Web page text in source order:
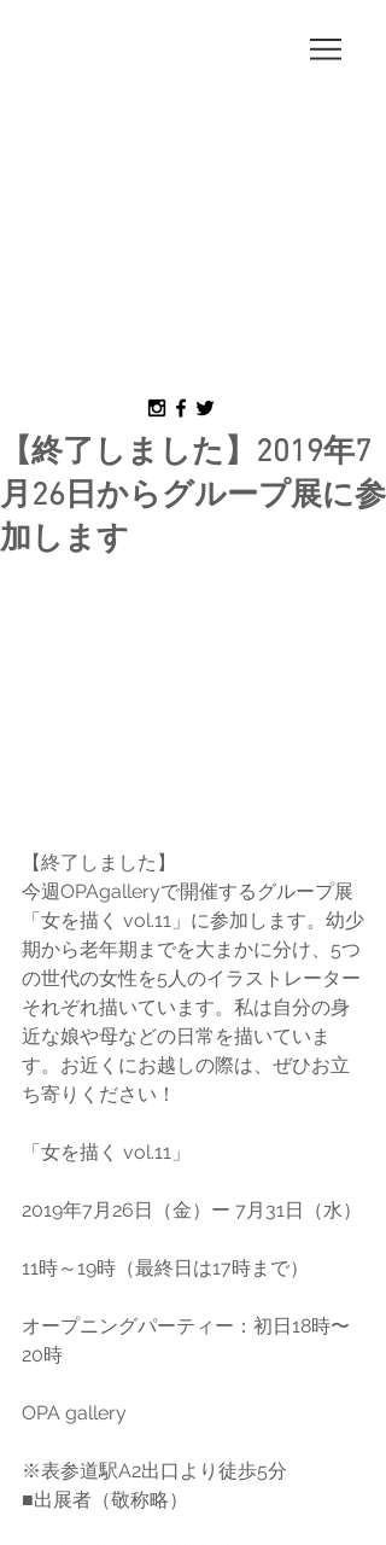
【終了しました】2019年7
月26日からグループ展に参
加します
【終了しました】
今週OPAgalleryで開催するグループ展
「女を描く vol.11」に参加します。幼少
期から老年期までを大まかに分け、5つ
の世代の女性を5人のイラストレーター
それぞれ描いています。私は自分の身
近な娘や母などの日常を描いていま
す。お近くにお越しの際は、ぜひお立
ち寄りください！
「女を描く vol.11」
2019年7月26日（金）ー 7月31日（水）
11時～19時（最終日は17時まで）
オープニングパーティー：初日18時〜
20時
OPA gallery
※表参道駅A2出口より徒歩5分
■出展者（敬称略）